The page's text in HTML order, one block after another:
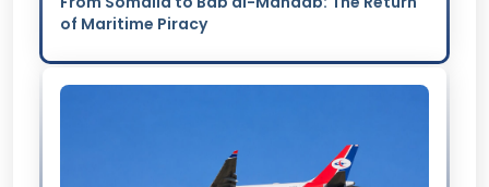
of Maritime Piracy